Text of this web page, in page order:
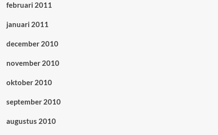
februari 2011
januari 2011
december 2010
november 2010
oktober 2010
september 2010
augustus 2010